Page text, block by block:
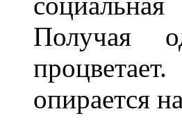
Получая
опирается